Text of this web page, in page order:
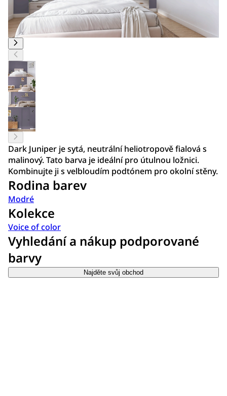
Dark Juniper je sytá, neutrální heliotropově fialová s
malinový. Tato barva je ideální pro útulnou ložnici.
Kombinujte ji s velbloudím podtónem pro okolní stěny.
Rodina barev
Modré
Kolekce
Voice of color
Vyhledání a nákup podporované
barvy
Najděte svůj obchod